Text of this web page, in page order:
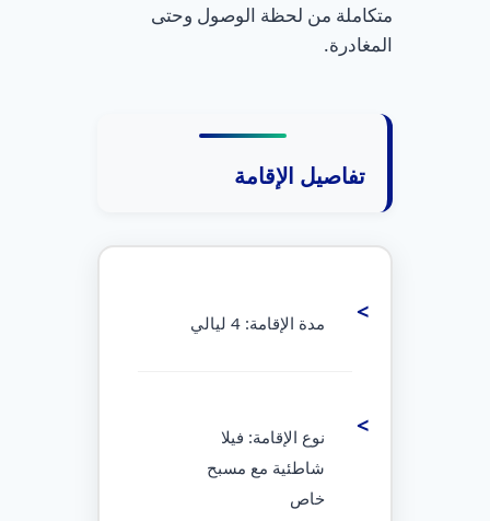
متكاملة من لحظة الوصول وحتى
المغادرة.
تفاصيل الإقامة
مدة الإقامة: 4 ليالي
نوع الإقامة: فيلا
شاطئية مع مسبح
خاص